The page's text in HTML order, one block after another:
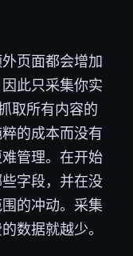
页面都会增加
此只采集你实
取所有内容的
的成本而没有
管理。在开始
字段，并在没
的冲动。采集
数据就越少。